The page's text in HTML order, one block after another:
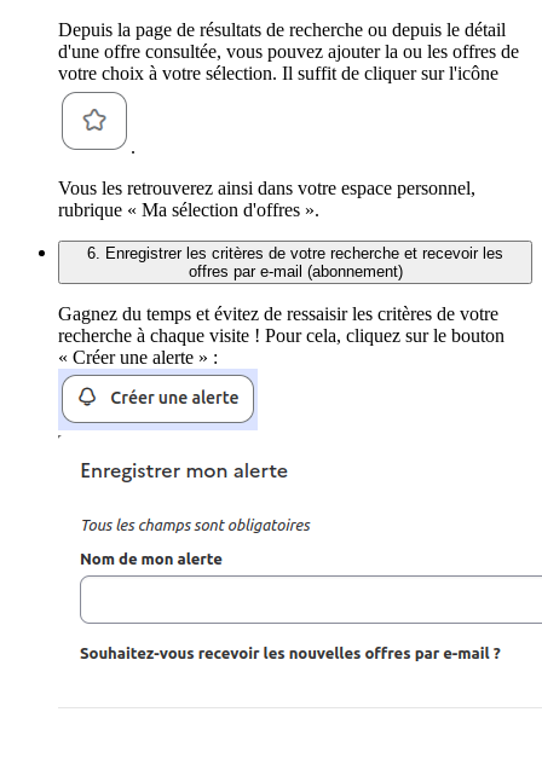
Depuis la page de résultats de recherche ou depuis le détail
d'une offre consultée, vous pouvez ajouter la ou les offres de
votre choix à votre sélection. Il suffit de cliquer sur l'icône
.
Vous les retrouverez ainsi dans votre espace personnel,
rubrique « Ma sélection d'offres ».
6. Enregistrer les critères de votre recherche et recevoir les
offres par e-mail (abonnement)
Gagnez du temps et évitez de ressaisir les critères de votre
recherche à chaque visite ! Pour cela, cliquez sur le bouton
« Créer une alerte » :